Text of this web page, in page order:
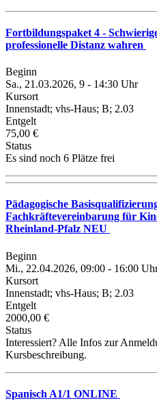
Fortbildungspaket 4 -
professionelle Distanz wahren
Beginn
Sa., 21.03.2026, 9 - 14:30 Uhr
Kursort
Innenstadt; vhs-Haus; B; 2.03
Entgelt
75,00 €
Status
Es sind noch 6 Plätze frei
Pädagogische
Fachkräftevereinbarung für
Rheinland-Pfalz NEU
Beginn
Mi., 22.04.2026, 09:00 - 16:00
Kursort
Innenstadt; vhs-Haus; B; 2.03
Entgelt
2000,00 €
Status
Interessiert? Alle Infos zur
Kursbeschreibung.
Spanisch A1/1 ONLINE